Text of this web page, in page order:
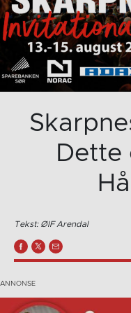
Dette
Tekst: ØIF Arendal